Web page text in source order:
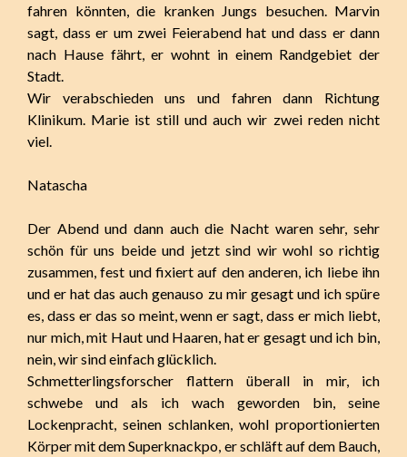
fahren könnten, die kranken Jungs besuchen. Marvin
sagt, dass er um zwei Feierabend hat und dass er dann
nach Hause fährt, er wohnt in einem Randgebiet der
Stadt.
Wir verabschieden uns und fahren dann Richtung
Klinikum. Marie ist still und auch wir zwei reden nicht
viel.
Natascha
Der Abend und dann auch die Nacht waren sehr, sehr
schön für uns beide und jetzt sind wir wohl so richtig
zusammen, fest und fixiert auf den anderen, ich liebe ihn
und er hat das auch genauso zu mir gesagt und ich spüre
es, dass er das so meint, wenn er sagt, dass er mich liebt,
nur mich, mit Haut und Haaren, hat er gesagt und ich bin,
nein, wir sind einfach glücklich.
Schmetterlingsforscher flattern überall in mir, ich
schwebe und als ich wach geworden bin, seine
Lockenpracht, seinen schlanken, wohl proportionierten
Körper mit dem Superknackpo, er schläft auf dem Bauch,